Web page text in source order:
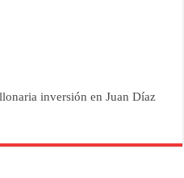
inversión en Juan Díaz